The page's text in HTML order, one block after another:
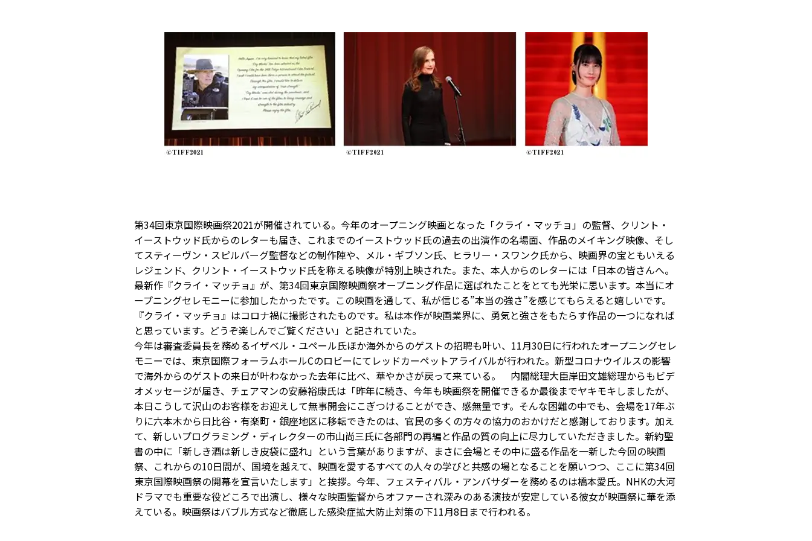
第34回東京国際映画祭2021が開催されている。今年のオープニング映画となった「クライ・マッチョ」の監督、クリント・
イーストウッド氏からのレターも届き、これまでのイーストウッド氏の過去の出演作の名場面、作品のメイキング映像、そし
てスティーヴン・スピルバーグ監督などの制作陣や、メル・ギブソン氏、ヒラリー・スワンク氏から、映画界の宝ともいえる
レジェンド、クリント・イーストウッド氏を称える映像が特別上映された。また、本人からのレターには「日本の皆さんへ。
最新作『クライ・マッチョ』が、第34回東京国際映画祭オープニング作品に選ばれたことをとても光栄に思います。本当にオ
ープニングセレモニーに参加したかったです。この映画を通して、私が信じる”本当の強さ”を感じてもらえると嬉しいです。
『クライ・マッチョ』はコロナ禍に撮影されたものです。私は本作が映画業界に、勇気と強さをもたらす作品の一つになれば
と思っています。どうぞ楽しんでご覧ください」と記されていた。
今年は審査委員長を務めるイザベル・ユペール氏ほか海外からのゲストの招聘も叶い、11月30日に行われたオープニングセレ
モニーでは、東京国際フォーラムホールCのロビーにてレッドカーペットアライバルが行われた。新型コロナウイルスの影響
で海外からのゲストの来日が叶わなかった去年に比べ、華やかさが戻って来ている。 内閣総理大臣岸田文雄総理からもビデ
オメッセージが届き、チェアマンの安藤裕康氏は「昨年に続き、今年も映画祭を開催できるか最後までヤキモキしましたが、
本日こうして沢山のお客様をお迎えして無事開会にこぎつけることができ、感無量です。そんな困難の中でも、会場を17年ぶ
りに六本木から日比谷・有楽町・銀座地区に移転できたのは、官民の多くの方々の協力のおかけだと感謝しております。加え
て、新しいプログラミング・ディレクターの市山尚三氏に各部門の再編と作品の質の向上に尽力していただきました。新約聖
書の中に「新しき酒は新しき皮袋に盛れ」という言葉がありますが、まさに会場とその中に盛る作品を一新した今回の映画
祭、これからの10日間が、国境を越えて、映画を愛するすべての人々の学びと共感の場となることを願いつつ、ここに第34回
東京国際映画祭の開幕を宣言いたします」と挨拶。今年、フェスティバル・アンバサダーを務めるのは橋本愛氏。NHKの大河
ドラマでも重要な役どころで出演し、様々な映画監督からオファーされ深みのある演技が安定している彼女が映画祭に華を添
えている。映画祭はバブル方式など徹底した感染症拡大防止対策の下11月8日まで行われる。